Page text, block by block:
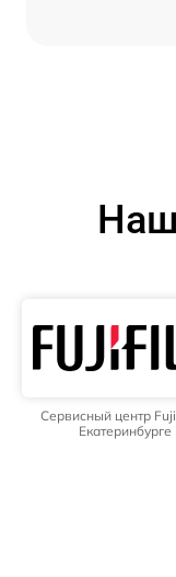
Сервисный центр
Екатеринбурге